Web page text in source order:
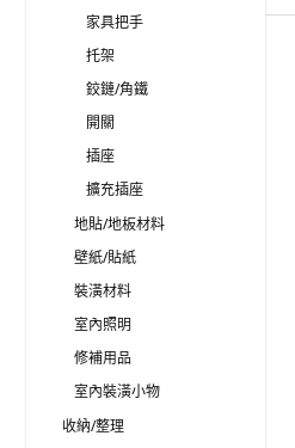
家具把手
托架
鉸鏈/角鐵
開關
插座
擴充插座
地貼/地板材料
壁紙/貼紙
裝潢材料
室內照明
修補用品
室內裝潢小物
收納/整理